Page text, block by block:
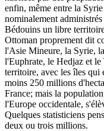
enfin, même entre la
nominalement
Bédouins un libre
Ottoman proprement dit
l'Asie Mineure, la Syrie,
l'Euphrate, le Hedjaz et
territoire, avec les îles qui
moins 250 millions
France; mais la
l'Europe occidentale,
Quelques statisticiens
deux ou trois millions.